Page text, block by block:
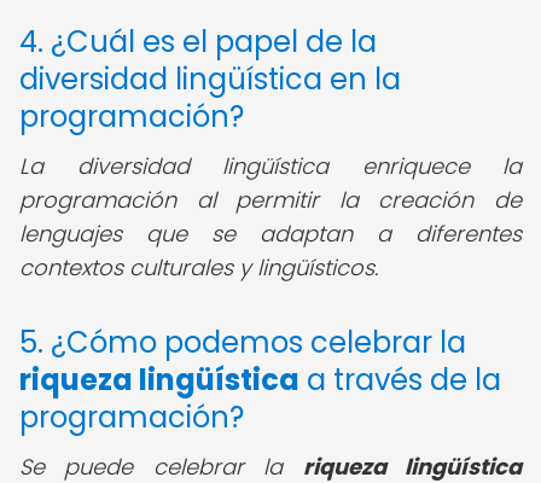
4. ¿Cuál es el papel de la
diversidad lingüística en la
programación?
La diversidad lingüística enriquece la
programación al permitir la creación de
lenguajes que se adaptan a diferentes
contextos culturales y lingüísticos.
5. ¿Cómo podemos celebrar la
riqueza lingüística a través de la
programación?
Se puede celebrar la riqueza lingüística